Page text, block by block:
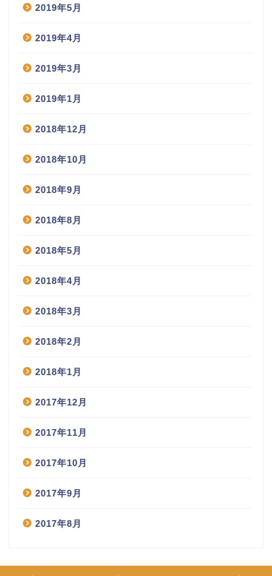
2019年5月
2019年4月
2019年3月
2019年1月
2018年12月
2018年10月
2018年9月
2018年8月
2018年5月
2018年4月
2018年3月
2018年2月
2018年1月
2017年12月
2017年11月
2017年10月
2017年9月
2017年8月